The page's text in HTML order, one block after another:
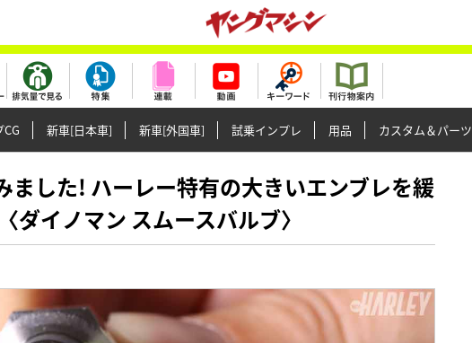
新車[日本車] 新車[外国車] 試乗インプレ 用品 カスタム＆パーツ
した! ハーレー特有の大きいエンブレを緩
ダイノマン スムースバルブ〉